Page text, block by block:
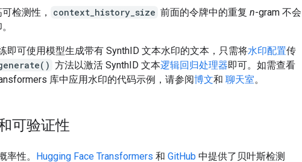
检测性，
context_history_size 前面的令牌中的重复 n-gram 不会
即可使用模型生成带有 SynthID 文本水印的文本，只需将水印配置传
方法以激活 SynthID 文本逻辑回归处理器即可。如需查看
库中应用水印的代码示例，请参阅博文和 聊天室。
可验证性
率性。 Hugging Face Transformers 和 GitHub 中提供了贝叶斯检测